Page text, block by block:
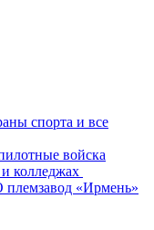
спорта и все
войска
колледжах
«Ирмень»